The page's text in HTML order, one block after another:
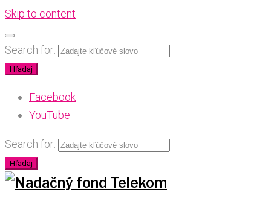
Skip to content
Search for:
Hľadaj
Facebook
YouTube
Search for:
Hľadaj